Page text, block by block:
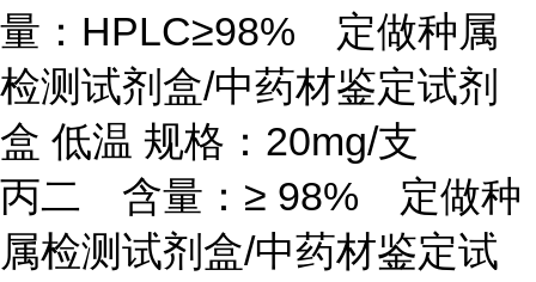
量：HPLC≥98% 定做种属
检测试剂盒/中药材鉴定试剂
盒 低温 规格：20mg/支
丙二 含量： ≥ 98% 定做种
属检测试剂盒/中药材鉴定试